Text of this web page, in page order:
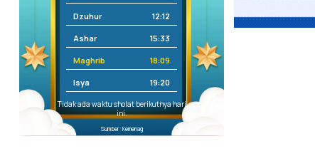
Dzuhur 12:12
Ashar 15:33
Maghrib 18:09
Isya 19:20
Tidak ada waktu sholat berikutnya hari
ini.
Sumber: Kemenag